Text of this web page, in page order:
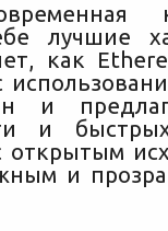
лучшие
как
и
и
открытым
и